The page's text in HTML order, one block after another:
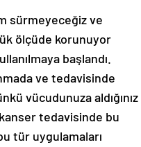
sürmeyeceğiz ve
ölçüde korunuyor
başlandı.
ve tedavisinde
vücudunuza aldığınız
tedavisinde bu
tür uygulamaları